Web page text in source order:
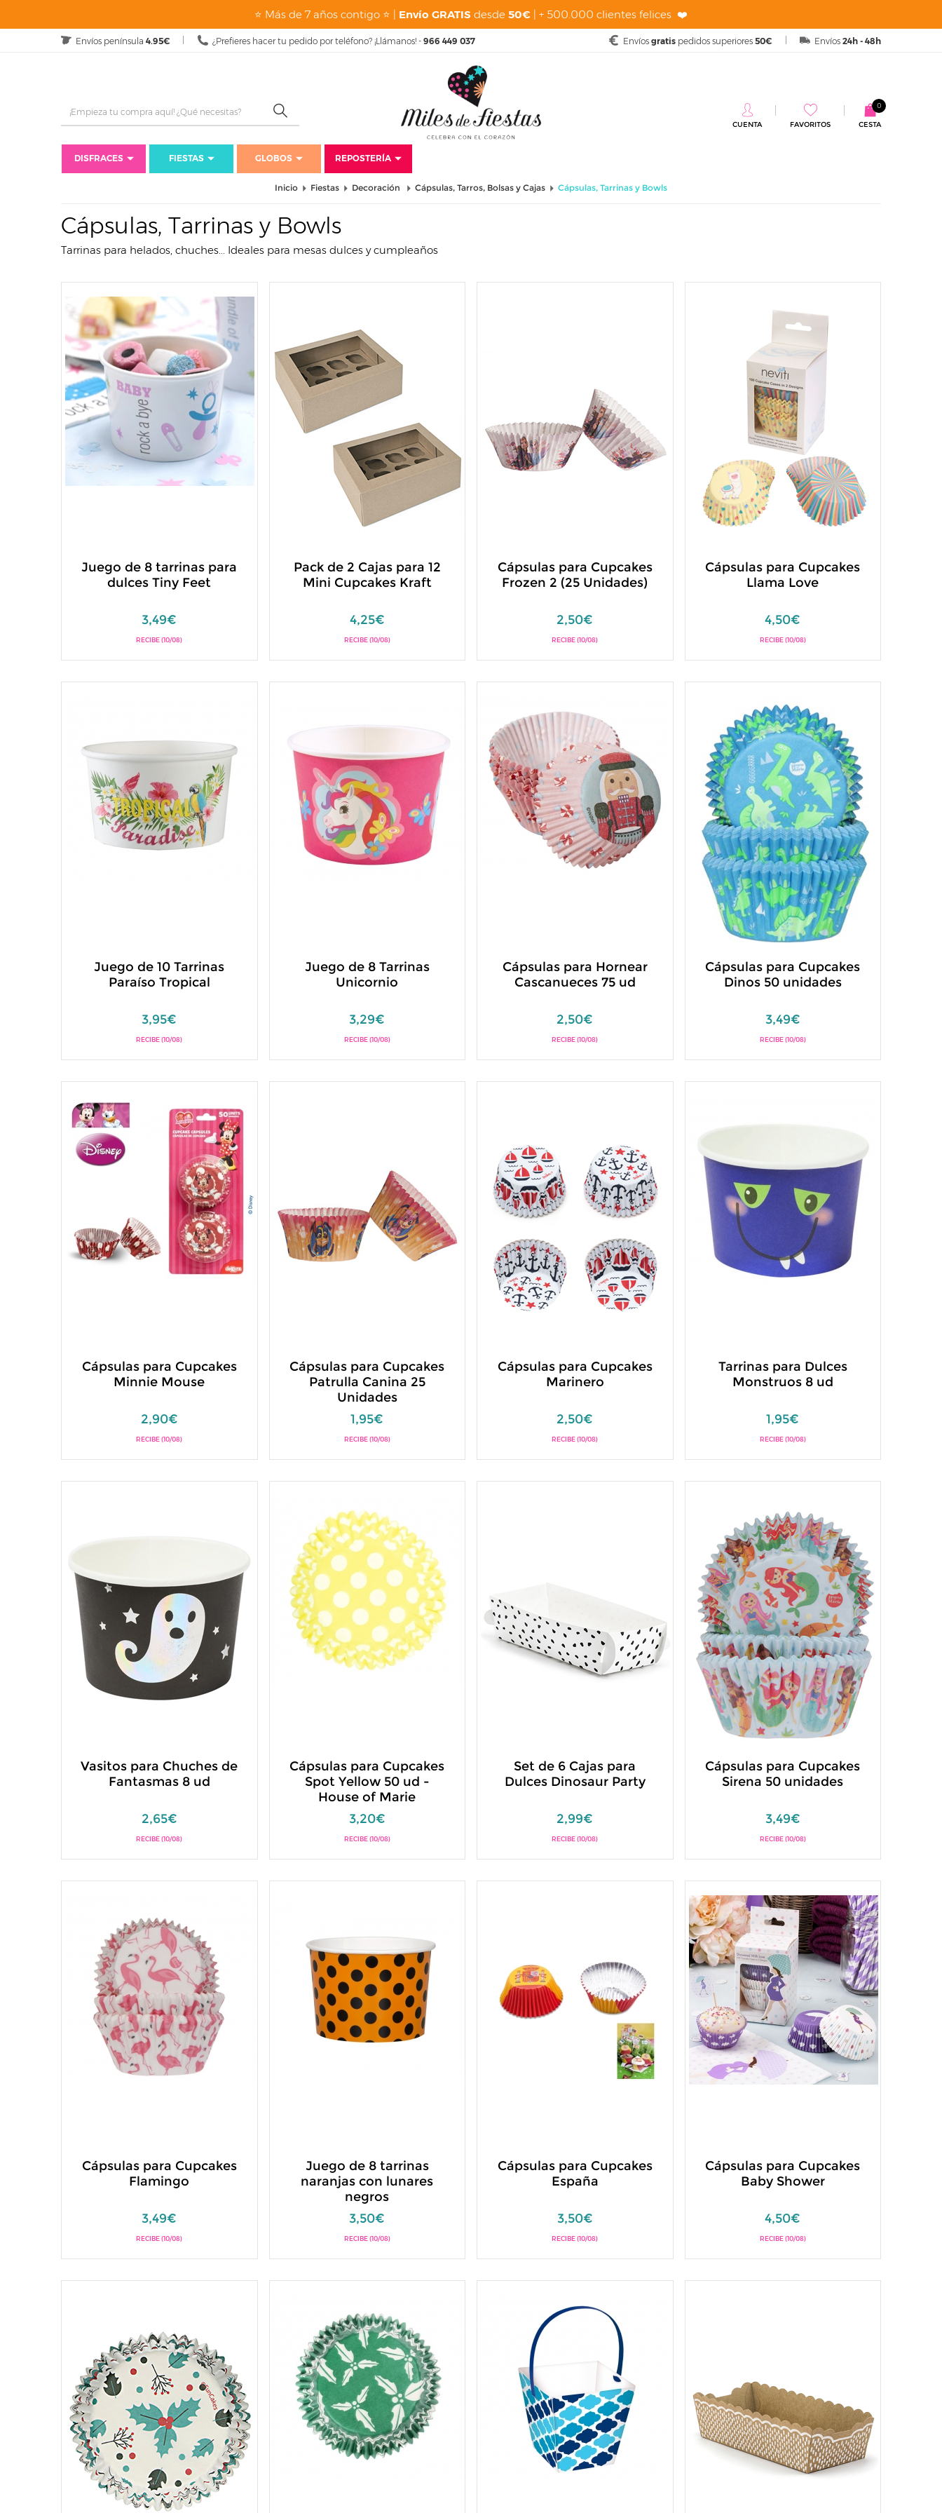
⭐ Más de 7 años contigo ⭐ | Envío GRATIS desde 50€ | + 500.000 clientes felices ❤️
Envíos península 4.95€ ¿Prefieres hacer tu pedido por teléfono? ¡Llámanos! - 966 449 037 Envíos 24h - 48h
Envíos gratis pedidos superiores 50€
CESTA
0
CUENTA FAVORITOS
DISFRACES FIESTAS GLOBOS REPOSTERÍA
Inicio Fiestas Decoración Cápsulas, Tarros, Bolsas y Cajas Cápsulas, Tarrinas y Bowls
Cápsulas, Tarrinas y Bowls
Tarrinas para helados, chuches... Ideales para mesas dulces y cumpleaños
Juego de 8 tarrinas para
dulces Tiny Feet
3,49€
RECIBE (10/08)
Pack de 2 Cajas para 12
Mini Cupcakes Kraft
4,25€
RECIBE (10/08)
Cápsulas para Cupcakes
Frozen 2 (25 Unidades)
2,50€
RECIBE (10/08)
Cápsulas para Cupcakes
Llama Love
4,50€
RECIBE (10/08)
Juego de 10 Tarrinas
Paraíso Tropical
3,95€
RECIBE (10/08)
Juego de 8 Tarrinas
Unicornio
3,29€
RECIBE (10/08)
Cápsulas para Hornear
Cascanueces 75 ud
2,50€
RECIBE (10/08)
Cápsulas para Cupcakes
Dinos 50 unidades
3,49€
RECIBE (10/08)
Cápsulas para Cupcakes
Minnie Mouse
2,90€
RECIBE (10/08)
Cápsulas para Cupcakes
Patrulla Canina 25
Unidades
1,95€
RECIBE (10/08)
Cápsulas para Cupcakes
Marinero
2,50€
RECIBE (10/08)
Tarrinas para Dulces
Monstruos 8 ud
1,95€
RECIBE (10/08)
Vasitos para Chuches de
Fantasmas 8 ud
2,65€
RECIBE (10/08)
Cápsulas para Cupcakes
Spot Yellow 50 ud -
House of Marie
3,20€
RECIBE (10/08)
Set de 6 Cajas para
Dulces Dinosaur Party
2,99€
RECIBE (10/08)
Cápsulas para Cupcakes
Sirena 50 unidades
3,49€
RECIBE (10/08)
Cápsulas para Cupcakes
Flamingo
3,49€
RECIBE (10/08)
Juego de 8 tarrinas
naranjas con lunares
negros
3,50€
RECIBE (10/08)
Cápsulas para Cupcakes
España
3,50€
RECIBE (10/08)
Cápsulas para Cupcakes
Baby Shower
4,50€
RECIBE (10/08)